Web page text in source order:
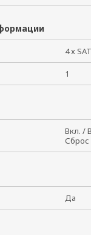
4 x
1
Вкл. /
Да